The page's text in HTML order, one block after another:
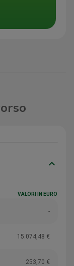
keyboard_arrow_down
VALORI IN EURO
-
15.074,48 €
253,70 €